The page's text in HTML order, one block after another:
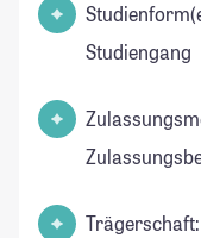
Studiengang